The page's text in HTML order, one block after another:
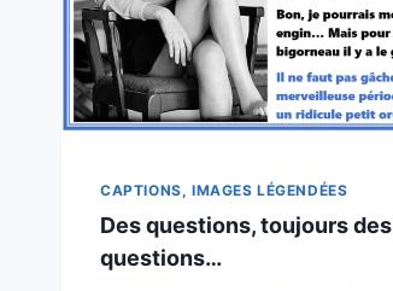
CAPTIONS, IMAGES LÉGENDÉES
Des questions, toujours des
questions…